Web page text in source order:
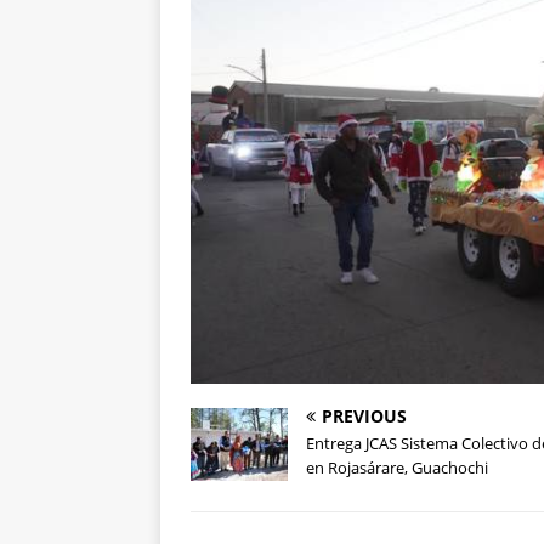
PREVIOUS
Entrega JCAS Sistema Colectivo
en Rojasárare, Guachochi